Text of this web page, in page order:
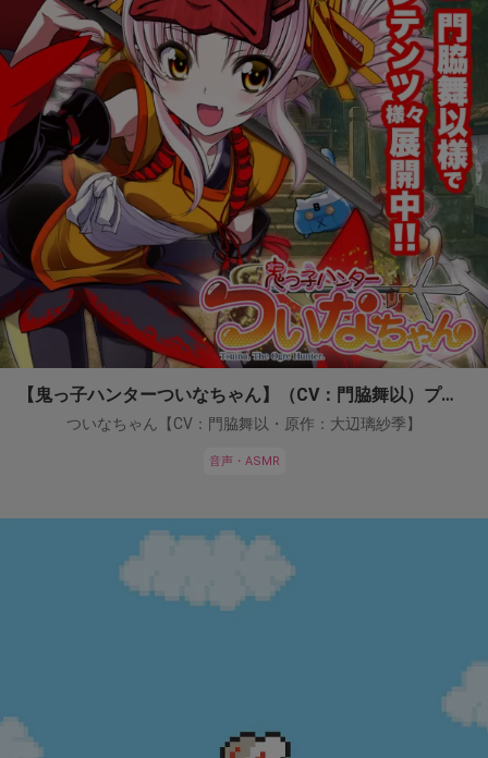
【鬼っ子ハンターついなちゃん】（CV：門脇舞以）プロジェクト！
ついなちゃん【CV：門脇舞以・原作：大辺璃紗季】
音声・ASMR